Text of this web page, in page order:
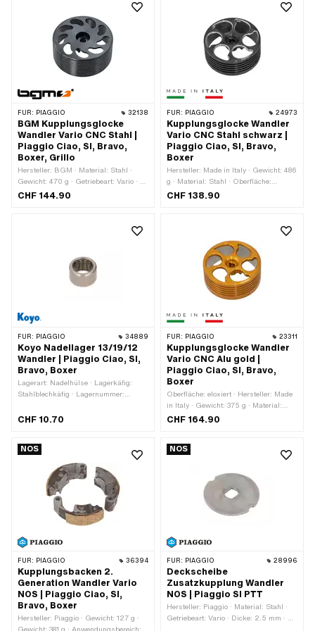
FÜR: PIAGGIO 32138
BGM Kupplungsglocke
Wandler Vario CNC Stahl |
Piaggio Ciao, SI, Bravo,
Boxer, Grillo
Hersteller: BGM · Material: Stahl ·
Gewicht: 470 g · Getriebeart: Vario · Ø
innen: 93 mm · Ø aussen: 99 mm
CHF 144.90
FÜR: PIAGGIO 24973
Kupplungsglocke Wandler
Vario CNC Stahl schwarz |
Piaggio Ciao, SI, Bravo,
Boxer
Hersteller: Made in Italy · Gewicht: 486
g · Material: Stahl · Oberfläche:
eloxiert · Getriebeart: Vario
CHF 138.90
FÜR: PIAGGIO 34889
Koyo Nadellager 13/19/12
Wandler | Piaggio Ciao, SI,
Bravo, Boxer
Lagerart: Nadelhülse · Lagerkäfig:
Stahlblechkäfig · Lagernummer:
x 12 · Ø innen: 13 mm · Ø aussen: 19
CHF 10.70
FÜR: PIAGGIO 23311
Kupplungsglocke Wandler
Vario CNC Alu gold |
Piaggio Ciao, SI, Bravo,
Boxer
Oberfläche: eloxiert · Hersteller: Made
in Italy · Gewicht: 375 g · Material:
Aluminium · Getriebeart: Vario
CHF 164.90
NOS
FÜR: PIAGGIO 36394
Kupplungsbacken 2.
Generation Wandler Vario
NOS | Piaggio Ciao, SI,
Bravo, Boxer
Hersteller: Piaggio · Gewicht: 127 g ·
Gewicht: 381 g · Anwendungsbereich:
NOS
FÜR: PIAGGIO 28996
Deckscheibe
Zusatzkupplung Wandler
NOS | Piaggio SI PTT
Hersteller: Piaggio · Material: Stahl ·
Getriebeart: Vario · Dicke: 2.5 mm · Ø